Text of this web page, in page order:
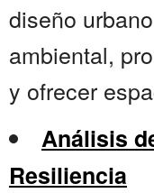
diseño
ambiental,
y ofrecer
Análisis
Resiliencia